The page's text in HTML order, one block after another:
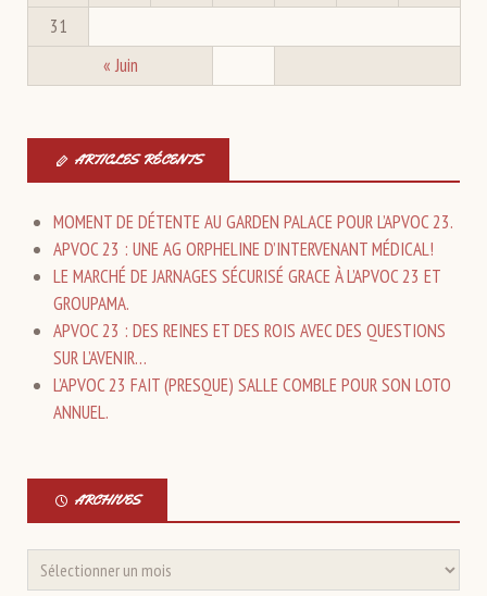
« Juin
31
ARTICLES RÉCENTS
MOMENT DE DÉTENTE AU GARDEN PALACE POUR L’APVOC 23.
APVOC 23 : UNE AG ORPHELINE D’INTERVENANT MÉDICAL!
LE MARCHÉ DE JARNAGES SÉCURISÉ GRACE À L’APVOC 23 ET
GROUPAMA.
APVOC 23 : DES REINES ET DES ROIS AVEC DES QUESTIONS
SUR L’AVENIR…
L’APVOC 23 FAIT (PRESQUE) SALLE COMBLE POUR SON LOTO
ANNUEL.
ARCHIVES